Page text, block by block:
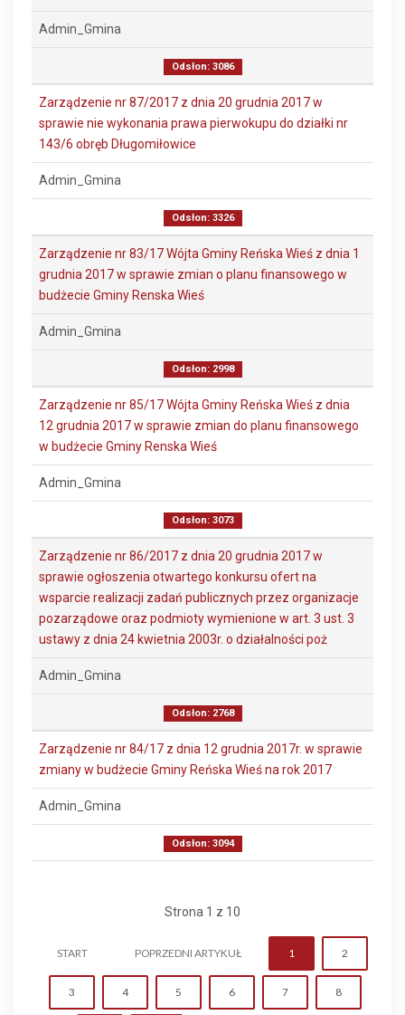
Admin_Gmina
Odsłon: 3086
Zarządzenie nr 87/2017 z dnia 20 grudnia 2017 w
sprawie nie wykonania prawa pierwokupu do działki nr
143/6 obręb Długomiłowice
Admin_Gmina
Odsłon: 3326
Zarządzenie nr 83/17 Wójta Gminy Reńska Wieś z dnia 1
grudnia 2017 w sprawie zmian o planu finansowego w
budżecie Gminy Renska Wieś
Admin_Gmina
Odsłon: 2998
Zarządzenie nr 85/17 Wójta Gminy Reńska Wieś z dnia
12 grudnia 2017 w sprawie zmian do planu finansowego
w budżecie Gminy Renska Wieś
Admin_Gmina
Odsłon: 3073
Zarządzenie nr 86/2017 z dnia 20 grudnia 2017 w
sprawie ogłoszenia otwartego konkursu ofert na
wsparcie realizacji zadań publicznych przez organizacje
pozarządowe oraz podmioty wymienione w art. 3 ust. 3
ustawy z dnia 24 kwietnia 2003r. o działalności poż
Admin_Gmina
Odsłon: 2768
Zarządzenie nr 84/17 z dnia 12 grudnia 2017r. w sprawie
zmiany w budżecie Gminy Reńska Wieś na rok 2017
Admin_Gmina
Odsłon: 3094
Strona 1 z 10
START POPRZEDNI ARTYKUŁ 1 2
3 4 5 6 7 8